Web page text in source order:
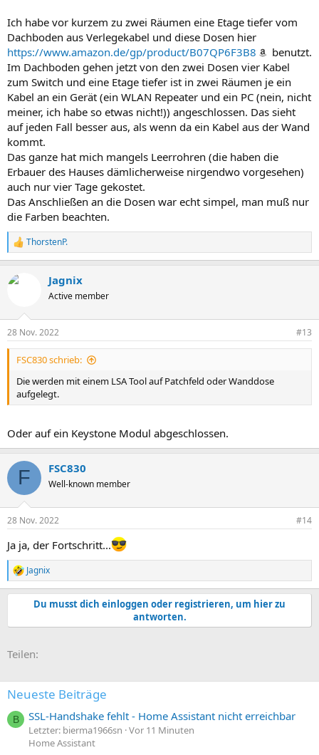
Ich habe vor kurzem zu zwei Räumen eine Etage tiefer vom
Dachboden aus Verlegekabel und diese Dosen hier
https://www.amazon.de/gp/product/B07QP6F3B8
benutzt.
Im Dachboden gehen jetzt von den zwei Dosen vier Kabel
zum Switch und eine Etage tiefer ist in zwei Räumen je ein
Kabel an ein Gerät (ein WLAN Repeater und ein PC (nein, nicht
meiner, ich habe so etwas nicht!)) angeschlossen. Das sieht
auf jeden Fall besser aus, als wenn da ein Kabel aus der Wand
kommt.
Das ganze hat mich mangels Leerrohren (die haben die
Erbauer des Hauses dämlicherweise nirgendwo vorgesehen)
auch nur vier Tage gekostet.
Das Anschließen an die Dosen war echt simpel, man muß nur
die Farben beachten.
R
e
k
e
n
ThorstenP.
Jagnix
Active member
28 Nov. 2022 #13
FSC830 schrieb:
Die werden mit einem LSA Tool auf Patchfeld oder Wanddose
aufgelegt.
Oder auf ein Keystone Modul abgeschlossen.
F FSC830
Well-known member
28 Nov. 2022 #14
Ja ja, der Fortschritt...
R
e
a
n
:
Jagnix
Du musst dich einloggen oder registrieren, um hier zu
antworten.
Teilen:
Neueste Beiträge
B SSL-Handshake fehlt - Home Assistant nicht erreichbar
Letzter: bierma1966sn Vor 11 Minuten
Home Assistant